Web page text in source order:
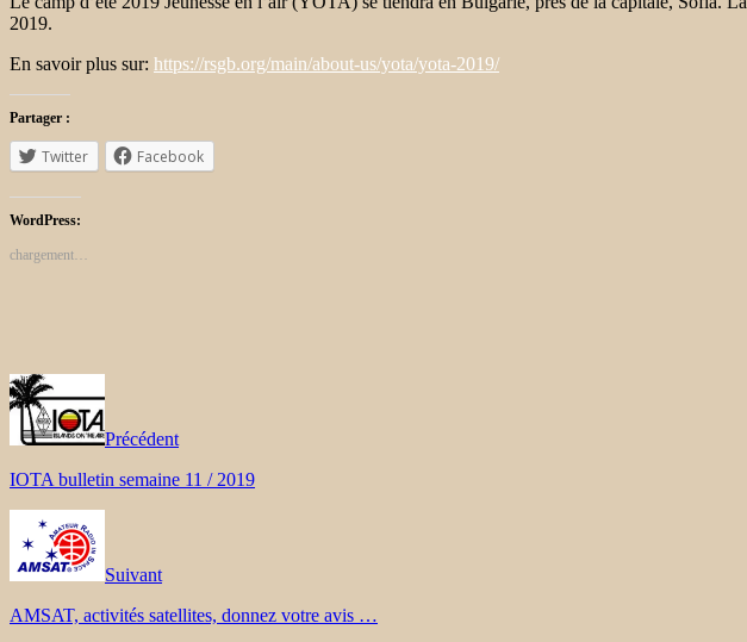
2019.
En savoir plus sur: https://rsgb.org/main/about-us/yota/yota-2019/
Partager :
Twitter Facebook
WordPress:
chargement…
Précédent
IOTA bulletin semaine 11 / 2019
Suivant
AMSAT, activités satellites, donnez votre avis …